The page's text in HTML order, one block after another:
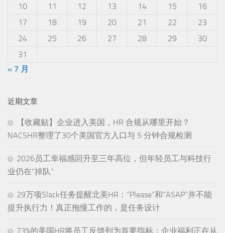
10
11 12 13 14 15
16
17
18 19 20 21 22
23
24
25 26 27 28 29
30
31
« 7 月
近期文章
【收藏贴】企业进入美国，HR 合规从哪里开始？
NACSHR整理了30个美国官方入口与 5 分钟合规检测
2026员工幸福感回升至三年高位，但年轻员工与科技行
业仍在“掉队”
29万项Slack任务提醒北美HR：“Please”和“ASAP”并不能
提升执行力！真正拖慢工作的，是任务设计
73%的美国HR将员工反馈列为首要指标：企业福利正在从